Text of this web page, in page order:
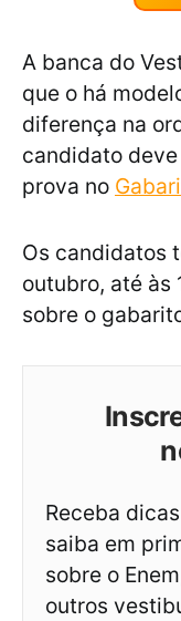
A banca do
que o há
diferença na
candidato
prova no
Os candidatos
outubro, até às
sobre o
Receba
saiba em
sobre o
outros